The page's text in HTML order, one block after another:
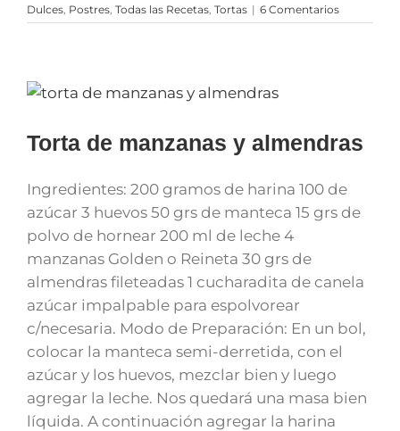
Dulces Postres Todas las Recetas Tortas | 6 Comentarios
Torta de manzanas y almendras
Ingredientes: 200 gramos de harina 100 de
azúcar 3 huevos 50 grs de manteca 15 grs de
polvo de hornear 200 ml de leche 4
manzanas Golden o Reineta 30 grs de
almendras fileteadas 1 cucharadita de canela
azúcar impalpable para espolvorear
c/necesaria. Modo de Preparación: En un bol,
colocar la manteca semi-derretida, con el
azúcar y los huevos, mezclar bien y luego
agregar la leche. Nos quedará una masa bien
líquida. A continuación agregar la harina